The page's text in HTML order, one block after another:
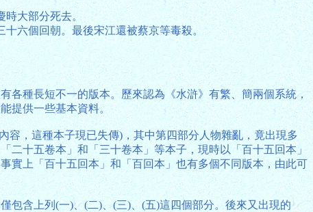
時大部分死去。
六個回朝。最後宋江還被蔡京等毒殺。
各種長短不一的版本。歷來認為《水滸》有繁、簡兩個系統，
提供一些基本資料。
容，這種本子現已失傳)，其中第四部分人物雜亂，竟出現多
二十五卷本」和「三十卷本」等本子，現時以「百十五回本」
實上「百十五回本」和「百回本」也有多個不同版本，由此可
包含上列(一)、(二)、(三)、(五)這四個部分。後來又出現的